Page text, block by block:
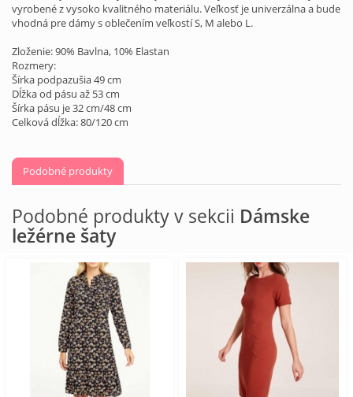
vyrobené z vysoko kvalitného materiálu. Veľkosť je univerzálna a bude
vhodná pre dámy s oblečením veľkostí S, M alebo L.
Zloženie: 90% Bavlna, 10% Elastan
Rozmery:
Šírka podpazušia 49 cm
Dĺžka od pásu až 53 cm
Šírka pásu je 32 cm/48 cm
Celková dĺžka: 80/120 cm
Podobné produkty
Podobné produkty v sekcii Dámske
ležérne šaty